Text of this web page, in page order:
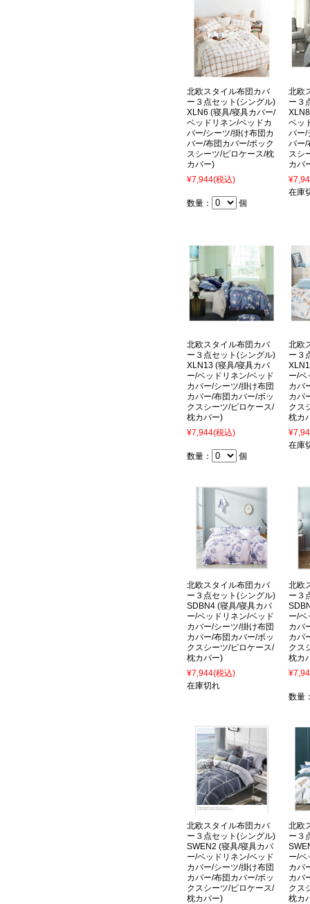
北欧スタイル布団カバ
ー３点セット(シングル)
XLN6 (寝具/寝具カバー/
ベッドリネン/ベッドカ
バー/シーツ/掛け布団カ
バー/布団カバー/ボック
スシーツ/ピロケース/枕
カバー)
¥7,944(税込)
数量： 個
北欧
ー３
ベッ
バー/
バー/
スシ
カバ
在庫
北欧スタイル布団カバ
ー３点セット(シングル)
XLN13 (寝具/寝具カバ
ー/ベッドリネン/ベッド
カバー/シーツ/掛け布団
カバー/布団カバー/ボッ
クスシーツ/ピロケース/
枕カバー)
¥7,944(税込)
数量： 個
北欧
ー３
ー/ベ
カバ
カバ
クス
枕カ
在庫
北欧スタイル布団カバ
ー３点セット(シングル)
SDBN4 (寝具/寝具カバ
ー/ベッドリネン/ベッド
カバー/シーツ/掛け布団
カバー/布団カバー/ボッ
クスシーツ/ピロケース/
枕カバー)
¥7,944(税込)
在庫切れ
北欧
ー３
ー/ベ
カバ
カバ
クス
枕カ
数量
北欧スタイル布団カバ
ー３点セット(シングル)
SWEN2 (寝具/寝具カバ
ー/ベッドリネン/ベッド
カバー/シーツ/掛け布団
カバー/布団カバー/ボッ
クスシーツ/ピロケース/
枕カバー)
北欧
ー３
ー/ベ
カバ
カバ
クス
枕カ